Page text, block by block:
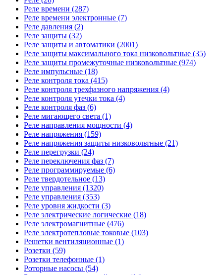
Реле времени (287)
Реле времени электронные (7)
Реле давления (2)
Реле защиты (32)
Реле защиты и автоматики (2001)
Реле защиты максимального тока низковольтные (35)
Реле защиты промежуточные низковольтные (974)
Реле импульсные (18)
Реле контроля тока (415)
Реле контроля трехфазного напряжения (4)
Реле контроля утечки тока (4)
Реле контроля фаз (6)
Реле мигающего света (1)
Реле направления мощности (4)
Реле напряжения (159)
Реле напряжения защиты низковольтные (21)
Реле перегрузки (24)
Реле переключения фаз (7)
Реле программируемые (6)
Реле твердотельное (13)
Реле управления (1320)
Реле управления (353)
Реле уровня жидкости (3)
Реле электрические логические (18)
Реле электромагнитные (476)
Реле электротепловые токовые (103)
Решетки вентиляционные (1)
Розетки (59)
Розетки телефонные (1)
Роторные насосы (54)